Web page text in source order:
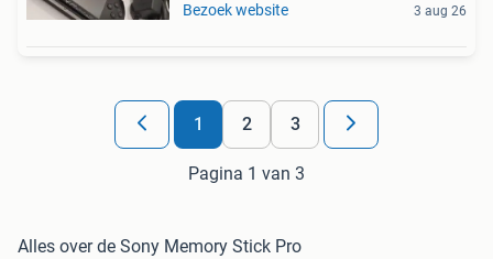
Bezoek website 3 aug 26
1 2 3
Pagina 1 van 3
Alles over de Sony Memory Stick Pro